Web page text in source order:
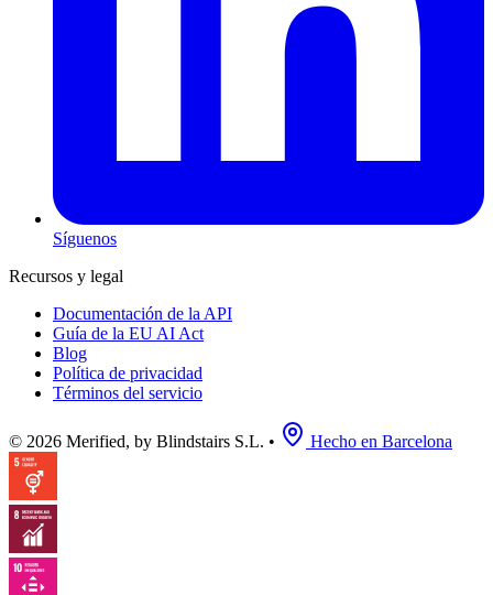
Síguenos
Recursos y legal
Documentación de la API
Guía de la EU AI Act
Blog
Política de privacidad
Términos del servicio
© 2026 Merified, by Blindstairs S.L. • Hecho en Barcelona